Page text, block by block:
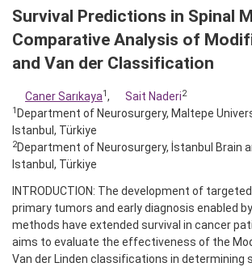
Survival Predictions in Spinal
Comparative Analysis of
and Van der Classification
Caner Sarıkaya1, Sait Naderi2
1 Department of Neurosurgery, Maltepe
Istanbul, Türkiye
2Department of Neurosurgery, İstanbul Brain
Istanbul, Türkiye
INTRODUCTION: The development of
primary tumors and early diagnosis enabled
methods have extended survival in cancer
aims to evaluate the effectiveness of the
Van der Linden classifications in determining